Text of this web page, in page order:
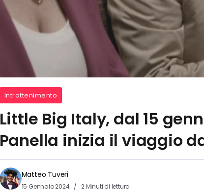
Intrattenimento
Little Big Italy, dal 15
Panella inizia il viaggio
Matteo Tuveri
15 Gennaio 2024 2 Minuti di lettura